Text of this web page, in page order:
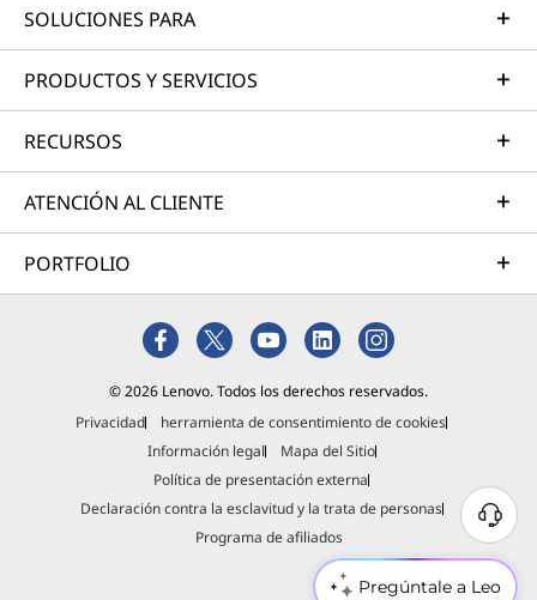
Pregúntale a Leo
SOLUCIONES PARA
PRODUCTOS Y SERVICIOS
RECURSOS
ATENCIÓN AL CLIENTE
PORTFOLIO
© 2026 Lenovo. Todos los derechos reservados.
Privacidad
herramienta de consentimiento de cookies
Información legal
Mapa del Sitio
Política de presentación externa
Declaración contra la esclavitud y la trata de personas
Programa de afiliados